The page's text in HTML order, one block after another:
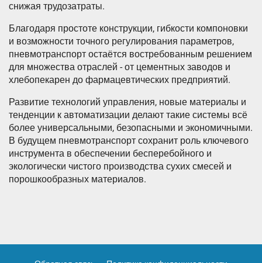
снижая трудозатраты.
Благодаря простоте конструкции, гибкости компоновки
и возможности точного регулирования параметров,
пневмотранспорт остаётся востребованным решением
для множества отраслей - от цементных заводов и
хлебопекарен до фармацевтических предприятий.
Развитие технологий управления, новые материалы и
тенденции к автоматизации делают такие системы всё
более универсальными, безопасными и экономичными.
В будущем пневмотранспорт сохранит роль ключевого
инструмента в обеспечении бесперебойного и
экологически чистого производства сухих смесей и
порошкообразных материалов.